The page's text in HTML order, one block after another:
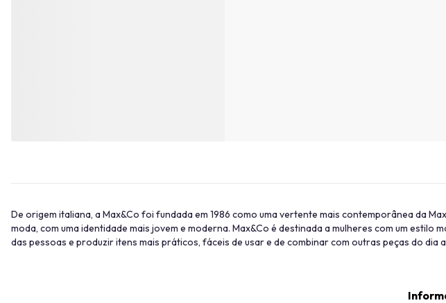
De origem italiana, a Max&Co foi fundada em 1986 como uma vertente mais contemporânea da
moda, com uma identidade mais jovem e moderna. Max&Co é destinada a mulheres com um
das pessoas e produzir itens mais práticos, fáceis de usar e de combinar com outras peças do dia